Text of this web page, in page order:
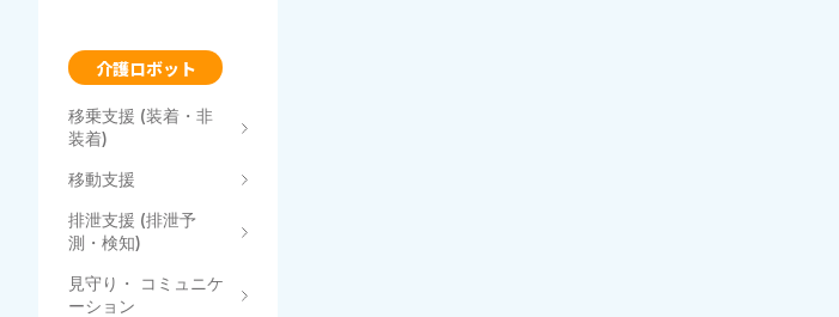
介護ロボット
移乗支援 (装着・非
装着)
移動支援
排泄支援 (排泄予
測・検知)
見守り・ コミュニケ
ーション